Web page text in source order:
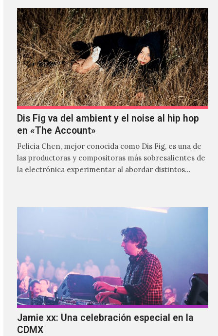
Dis Fig va del ambient y el noise al hip hop
en «The Account»
Felicia Chen, mejor conocida como Dis Fig, es una de
las productoras y compositoras más sobresalientes de
la electrónica experimentar al abordar distintos
Jamie xx: Una celebración especial en la
CDMX